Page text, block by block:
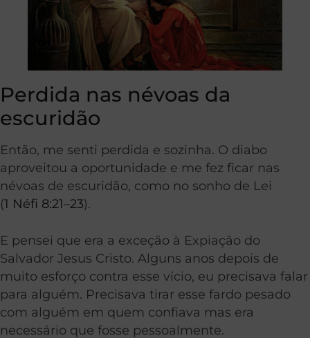
Perdida nas névoas da
escuridão
Então, me senti perdida e sozinha. O diabo
aproveitou a oportunidade e me fez ficar nas
névoas de escuridão, como no sonho de Lei
(1 Néfi 8:21–23).
E pensei que era a exceção à Expiação do
Salvador Jesus Cristo. Alguns anos depois de
muito esforço contra esse vício, eu precisava falar
para alguém. Precisava tirar esse fardo pesado
com alguém em quem confiava mas era
necessário que fosse pessoalmente.